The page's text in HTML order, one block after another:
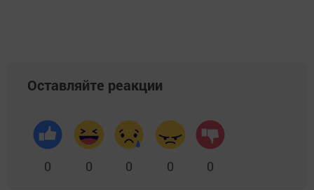
Оставляйте реакции
0 0 0 0 0